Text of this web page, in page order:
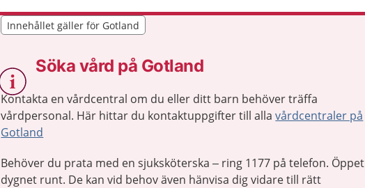
Innehållet gäller för Gotland
Innehållet gäller för Gotland
Söka vård på Gotland
Kontakta en vårdcentral om du eller ditt barn behöver träffa
vårdpersonal. Här hittar du kontaktuppgifter till allavårdcentraler på
Gotland
Behöver du prata med en sjuksköterska – ring 1177 på telefon. Öppet
dygnet runt. De kan vid behov även hänvisa dig vidare till rätt